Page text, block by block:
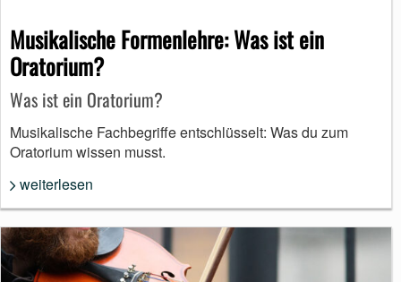
Musikalische Formenlehre: Was ist ein
Oratorium?
Was ist ein Oratorium?
Musikalische Fachbegriffe entschlüsselt: Was du zum
Oratorium wissen musst.
weiterlesen